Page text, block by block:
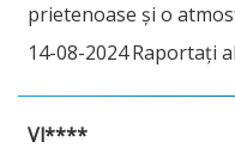
prietenoase și o
14-08-2024Raportați
Vl****